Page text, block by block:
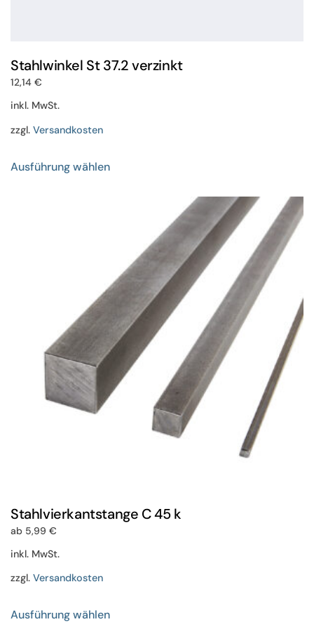
Stahlwinkel St 37.2 verzinkt
12,14 €
inkl. MwSt.
zzgl. Versandkosten
Ausführung wählenProdukt
Optionen
können
der
Produktseite
gewählt
werden
Stahlvierkantstange C 45 k
ab 5,99 €
inkl. MwSt.
zzgl. Versandkosten
Ausführung wählenProdukt